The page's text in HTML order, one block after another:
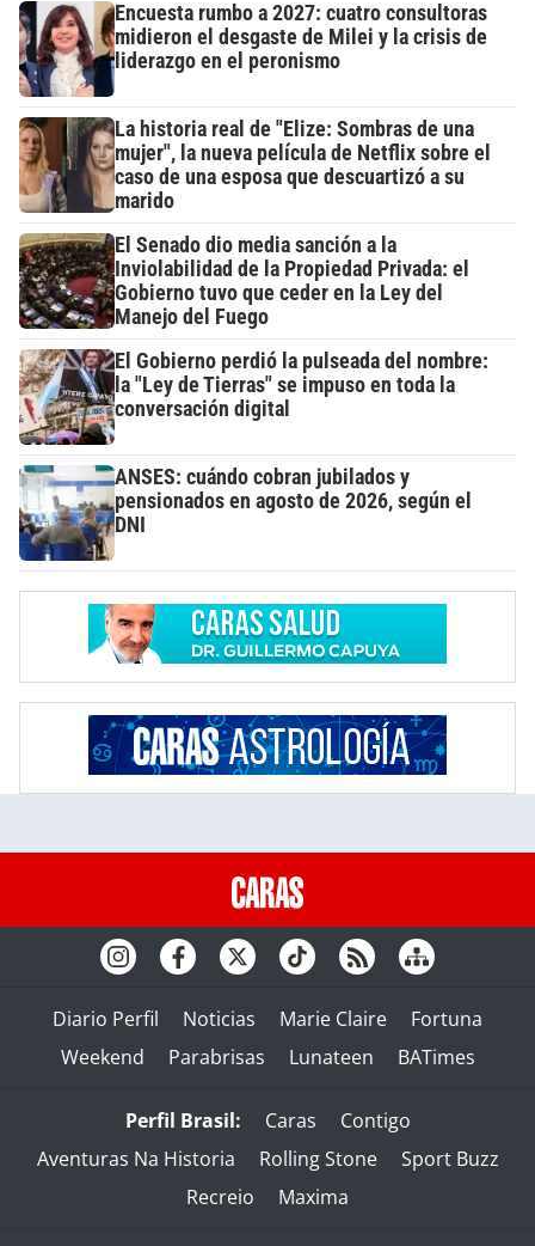
Encuesta rumbo a 2027: cuatro consultoras
midieron el desgaste de Milei y la crisis de
liderazgo en el peronismo
La historia real de "Elize: Sombras de una
mujer", la nueva película de Netflix sobre el
caso de una esposa que descuartizó a su
marido
El Senado dio media sanción a la
Inviolabilidad de la Propiedad Privada: el
Gobierno tuvo que ceder en la Ley del
Manejo del Fuego
El Gobierno perdió la pulseada del nombre:
la "Ley de Tierras" se impuso en toda la
conversación digital
ANSES: cuándo cobran jubilados y
pensionados en agosto de 2026, según el
DNI
Diario Perfil Noticias Marie Claire
Fortuna
Weekend
Parabrisas Lunateen BATimes
Perfil Brasil: Caras
Contigo
Aventuras Na Historia
Rolling Stone
Sport Buzz
Recreio
Maxima